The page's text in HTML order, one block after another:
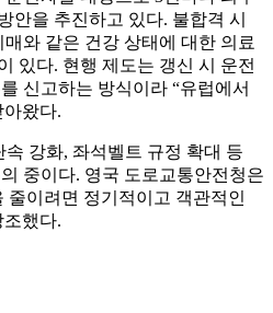
안을 추진하고 있다. 불합격 시
와 같은 건강 상태에 대한 의료
있다. 현행 제도는 갱신 시 운전
신고하는 방식이라 “유럽에서
아왔다.
속 강화, 좌석벨트 규정 확대 등
중이다. 영국 도로교통안전청은
줄이려면 정기적이고 객관적인
조했다.